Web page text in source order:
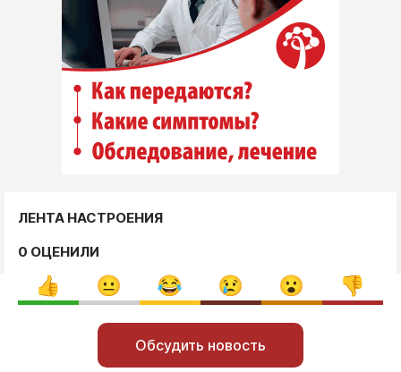
ЛЕНТА НАСТРОЕНИЯ
0 ОЦЕНИЛИ
Обсудить новость